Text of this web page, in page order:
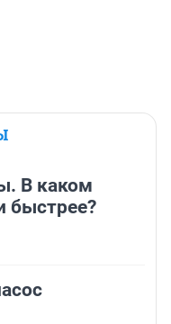
В каком
быстрее?